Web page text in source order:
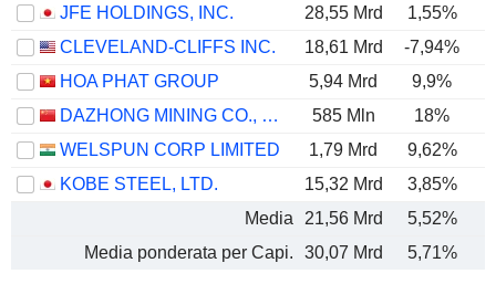
JFE HOLDINGS, INC.
28,55 Mrd 1,55%
CLEVELAND-CLIFFS INC.
18,61 Mrd -7,94%
HOA PHAT GROUP
5,94 Mrd 9,9%
DAZHONG MINING CO., LTD.
585 Mln 18%
WELSPUN CORP LIMITED
1,79 Mrd 9,62%
KOBE STEEL, LTD.
15,32 Mrd 3,85%
Media
21,56 Mrd 5,52%
Media ponderata per Capi.
30,07 Mrd 5,71%